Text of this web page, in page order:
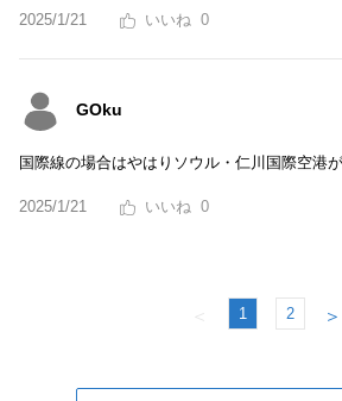
2025/1/21 0
GOku
国際線の場合はやはりソウル・仁川国際空港
2025/1/21 0
＜ 1 2 ＞